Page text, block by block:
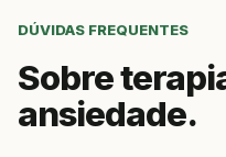
DÚVIDAS FREQUENTES
Sobre
ansiedade.